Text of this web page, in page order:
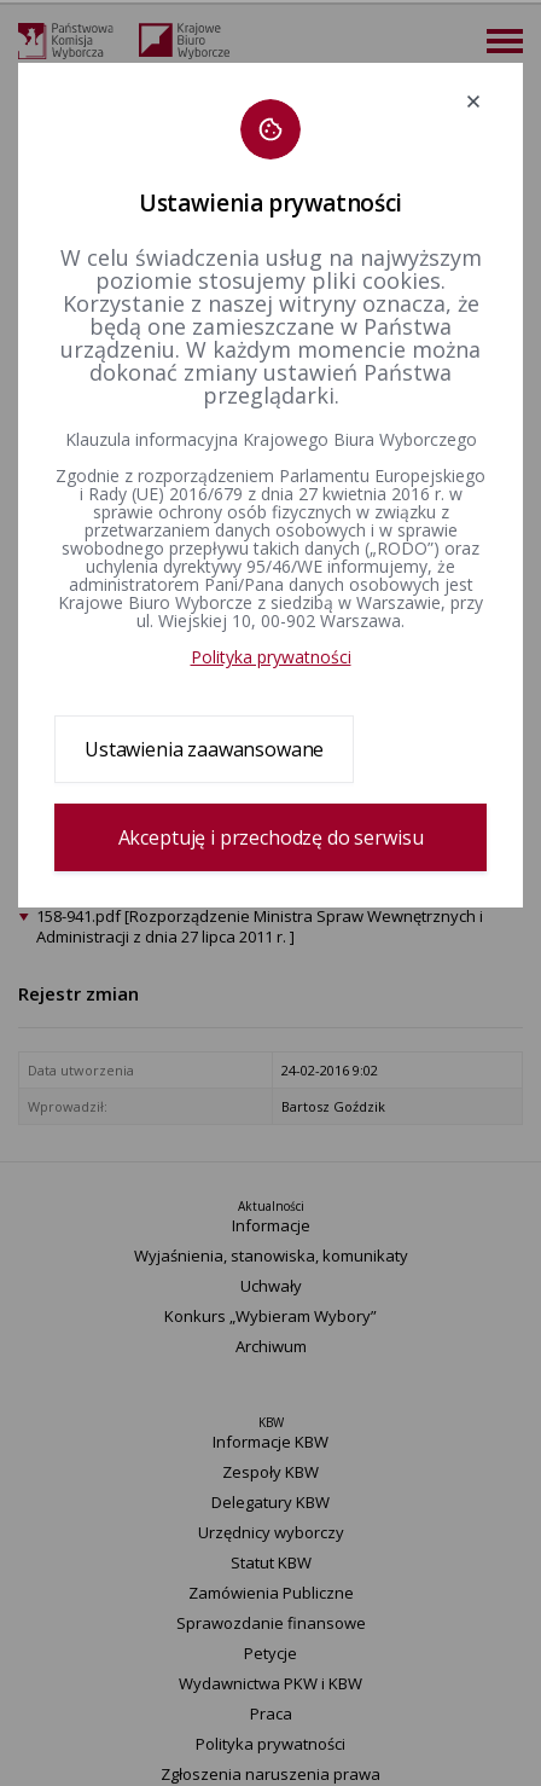
Deklaracja dostępności
więcej
Wybory i referenda Wybory do Parlamentu Europejskiego Wybory do Parlamentu Europejskiego w 2014&nbsp;r.
Informacje ogólne
Rozporządzenie Ministra
Spraw Wewnętrznych i
Administracji z dnia 27 lipca
2011 r. w sprawie rejestru
wyborców oraz trybu
przekazywania przez
Rzeczpospolitą Polską innym
w tym rejestrze
ZAŁĄCZNIKI
158-941.pdf [Rozporządzenie Ministra Spraw Wewnętrznych i
Administracji z dnia 27 lipca 2011 r. ]
Rejestr zmian
Data utworzenia
24-02-2016 9:02
Wprowadził:
Bartosz Goździk
Aktualności
Informacje
Wyjaśnienia, stanowiska, komunikaty
Uchwały
Konkurs „Wybieram Wybory”
Archiwum
KBW
Informacje KBW
Zespoły KBW
Delegatury ​KBW
Urzędnicy wyborczy
Statut K​BW
Zamówienia Publiczne
Sprawozdanie finansowe
Petycje
Wydawnictwa PKW i KBW
Praca
Polityka prywatności
Zgłoszenia naruszenia prawa
Ustawienia prywatności
W celu świadczenia usług na najwyższym
poziomie stosujemy pliki cookies.
Korzystanie z naszej witryny oznacza, że
będą one zamieszczane w Państwa
urządzeniu. W każdym momencie można
dokonać zmiany ustawień Państwa
przeglądarki.
Klauzula informacyjna Krajowego Biura Wyborczego
Zgodnie z rozporządzeniem Parlamentu Europejskiego
i Rady (UE) 2016/679 z dnia 27 kwietnia 2016 r. w
sprawie ochrony osób fizycznych w związku z
przetwarzaniem danych osobowych i w sprawie
swobodnego przepływu takich danych („RODO”) oraz
uchylenia dyrektywy 95/46/WE informujemy, że
administratorem Pani/Pana danych osobowych jest
Krajowe Biuro Wyborcze z siedzibą w Warszawie, przy
ul. Wiejskiej 10, 00-902 Warszawa.
Polityka prywatności
Ustawienia zaawansowane
Akceptuję i przechodzę do serwisu